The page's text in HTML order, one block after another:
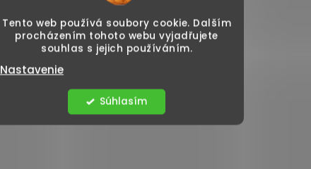
Tento web používá soubory cookie. Dalším
procházením tohoto webu vyjadřujete
souhlas s jejich používáním.
Nastavenie
Súhlasím